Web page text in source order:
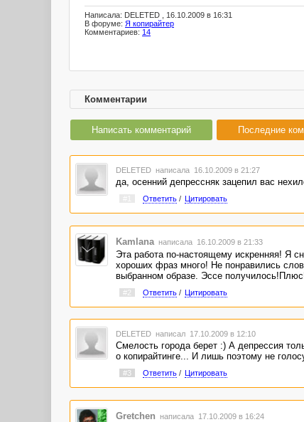
Написала: DELETED , 16.10.2009 в 16:31
В форуме: Я копирайтер
Комментариев: 14
Комментарии
Написать комментарий Последние
DELETED написала 16.10.2009 в 21:27
да, осенний депрессняк зацепил вас
Ответить/ Цитировать
Kamlana написала 16.10.2009 в 21:33
Эта работа по-настоящему искренняя! Я
хороших фраз много! Не понравились
выбранном образе. Эссе
#2 Ответить/ Цитировать
DELETED написал 17.10.2009 в 12:10
Смелость города берет :) А депрессия
о копирайтинге... И лишь поэтому не
#3 Ответить/ Цитировать
Gretchen написала 17.10.2009 в 16:24